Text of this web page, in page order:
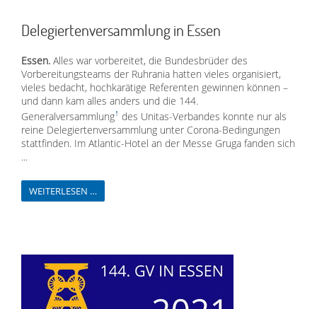
Delegiertenversammlung in Essen
Essen. Alles war vorbereitet, die Bundesbrüder des
Vorbereitungsteams der Ruhrania hatten vieles organisiert,
vieles bedacht, hochkarätige Referenten gewinnen können –
und dann kam alles anders und die 144.
Generalversammlung des Unitas-Verbandes konnte nur als
reine Delegiertenversammlung unter Corona-Bedingungen
stattfinden. Im Atlantic-Hotel an der Messe Gruga fanden sich
...
WEITERLESEN …